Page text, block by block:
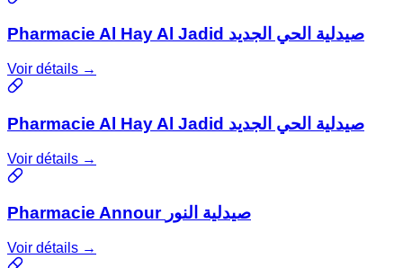
Pharmacie Al Hay Al Jadid صيدلية الحي الجديد
Voir détails →
Pharmacie Al Hay Al Jadid صيدلية الحي الجديد
Voir détails →
Pharmacie Annour صيدلية النور
Voir détails →